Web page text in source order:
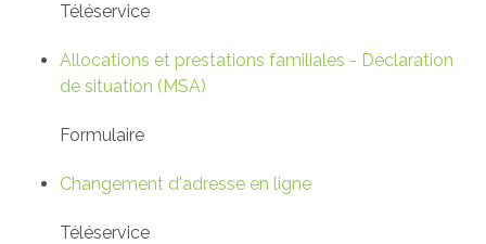
Téléservice
Allocations et prestations familiales - Déclaration
de situation (MSA)
Formulaire
Changement d'adresse en ligne
Téléservice